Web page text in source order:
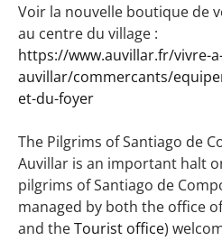
Voir la nouvelle boutique de
au centre du village :
https://www.auvillar.fr/vivre-
auvillar/commercants/
et-du-foyer
The Pilgrims of Santiago de
Auvillar is an important halt
pilgrims of Santiago de
managed by both the office
and theTourist office)